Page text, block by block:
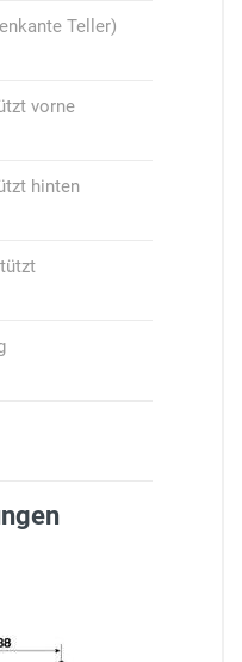
Teller)
vorne
hinten